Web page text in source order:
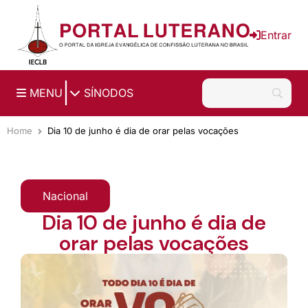
Ir para o conteúdo principal
Entrar
MENU SÍNODOS
Home Dia 10 de junho é dia de orar pelas vocações
Nacional
Dia 10 de junho é dia de
orar pelas vocações